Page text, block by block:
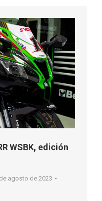
WSBK, edición
agosto de 2023